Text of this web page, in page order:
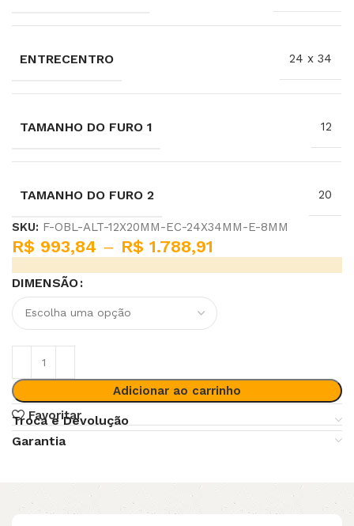
ENTRECENTRO 24 x 34
TAMANHO DO FURO 1 12
TAMANHO DO FURO 2 20
SKU: F-OBL-ALT-12X20MM-EC-24X34MM-E-8MM
R$ 993,84 – R$ 1.788,91
DIMENSÃO
Adicionar ao carrinho
Favoritar
Troca e Devolução
Garantia